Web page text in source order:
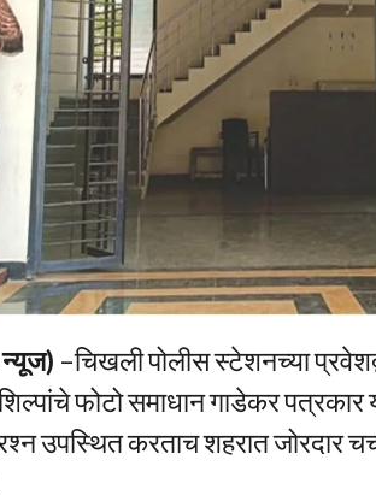
–चिखली पोलीस स्टेशनच्या
फोटो समाधान गाडेकर
उपस्थित करताच शहरात जोरदार